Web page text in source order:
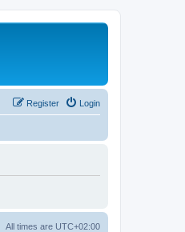
Login
Register
All times are UTC+02:00